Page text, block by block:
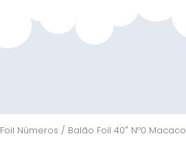
Foil Números / Balão Foil 40″ Nº0 Macaco